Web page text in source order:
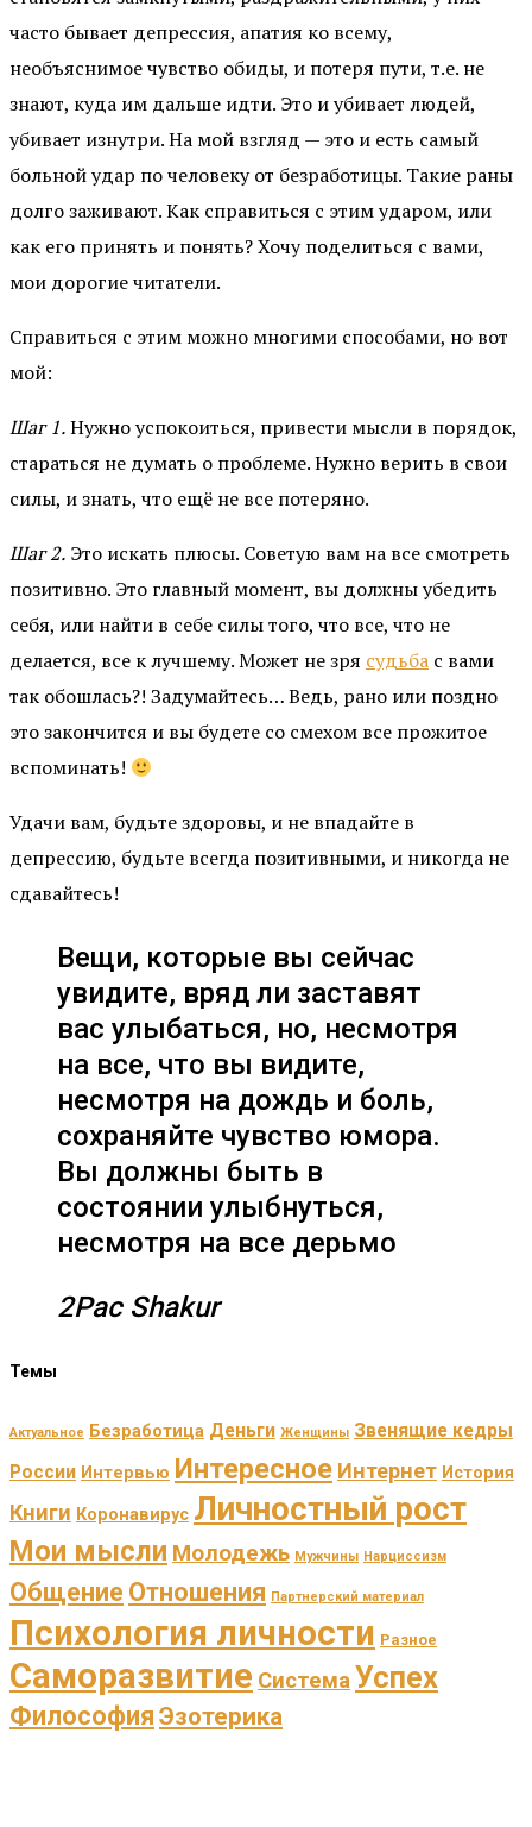
часто бывает депрессия, апатия ко всему,
необъяснимое чувство обиды, и потеря пути, т.е. не
знают, куда им дальше идти. Это и убивает людей,
убивает изнутри. На мой взгляд — это и есть самый
больной удар по человеку от безработицы. Такие раны
долго заживают. Как справиться с этим ударом, или
как его принять и понять? Хочу поделиться с вами,
мои дорогие читатели.
Справиться с этим можно многими способами, но вот
мой:
Шаг 1.Нужно успокоиться, привести мысли в порядок,
стараться не думать о проблеме. Нужно верить в свои
силы, и знать, что ещё не все потеряно.
Шаг 2. Это искать плюсы. Советую вам на все смотреть
позитивно. Это главный момент, вы должны убедить
себя, или найти в себе силы того, что все, что не
делается, все к лучшему. Может не зря судьба с вами
так обошлась?! Задумайтесь… Ведь, рано или поздно
это закончится и вы будете со смехом все прожитое
вспоминать!
Удачи вам, будьте здоровы, и не впадайте в
депрессию, будьте всегда позитивными, и никогда не
сдавайтесь!
Вещи, которые вы сейчас
увидите, вряд ли заставят
вас улыбаться, но, несмотря
на все, что вы видите,
несмотря на дождь и боль,
сохраняйте чувство юмора.
Вы должны быть в
состоянии улыбнуться,
несмотря на все дерьмо
2Pac Shakur
Темы
Актуальное Безработица Деньги Женщины Звенящие кедры
России Интервью Интересное Интернет История
Книги Коронавирус Личностный рост
Мои мысли Молодежь Мужчины Нарциссизм
Общение Отношения Партнерский материал
Психология личности Разное
Саморазвитие СистемаУспех
Философия Эзотерика